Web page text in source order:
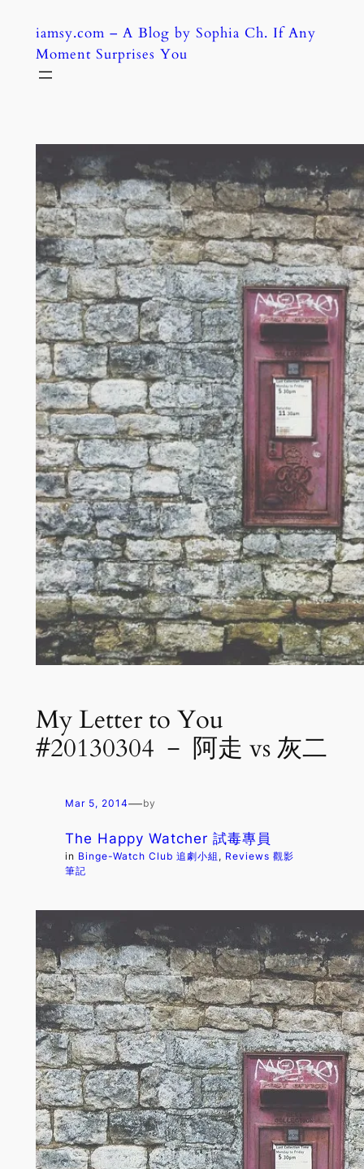
content
iamsy.com – A Blog by Sophia Ch. If Any
Moment Surprises You
My Letter to You
#20130304 － 阿走 vs 灰二
Mar 5, 2014—by
The Happy Watcher 試毒專員
in Binge-Watch Club 追劇小組 , Reviews 觀影
筆記